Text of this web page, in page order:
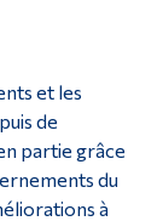
et les
de
partie grâce
du
à